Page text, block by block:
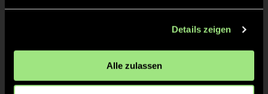
Details zeigen
Alle zulassen
L.